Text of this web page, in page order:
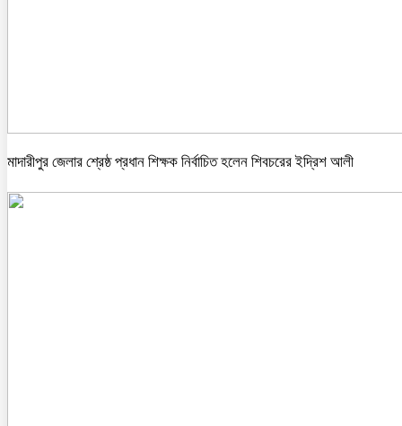
মাদারীপুর জেলার শ্রেষ্ঠ প্রধান শিক্ষক নির্বাচিত হলেন শিবচরের ইদ্রিশ আলী